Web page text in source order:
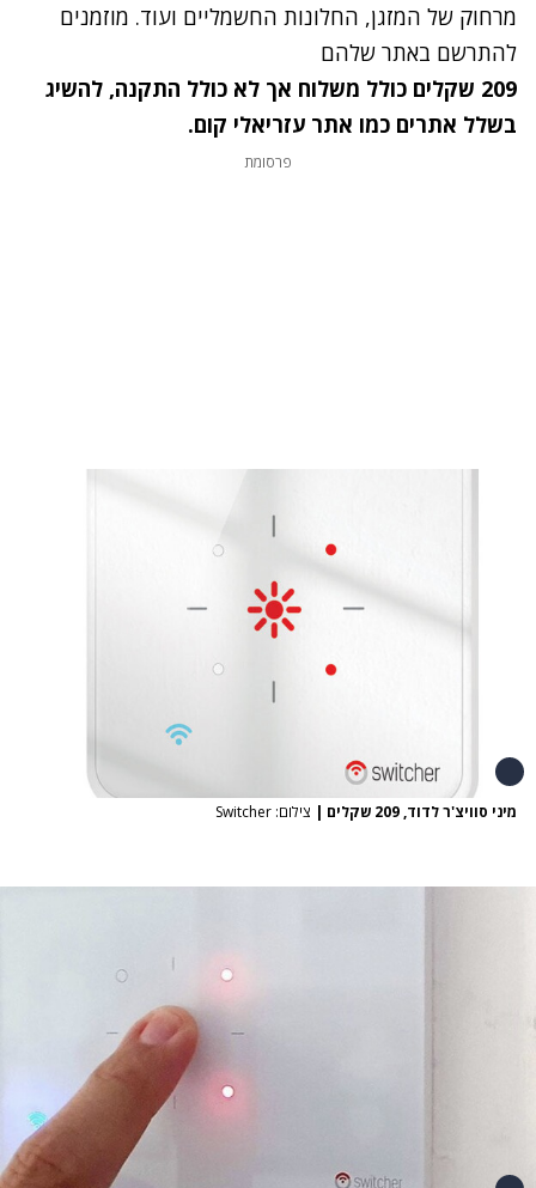
מרחוק של המזגן, החלונות החשמליים ועוד. מוזמנים
להתרשם באתר שלהם
209 שקלים כולל משלוח אך לא כולל התקנה, להשיג
בשלל אתרים כמו אתר עזריאלי קום.
פרסומת
מיני סוויצ'ר לדוד, 209 שקלים | צילום: Switcher